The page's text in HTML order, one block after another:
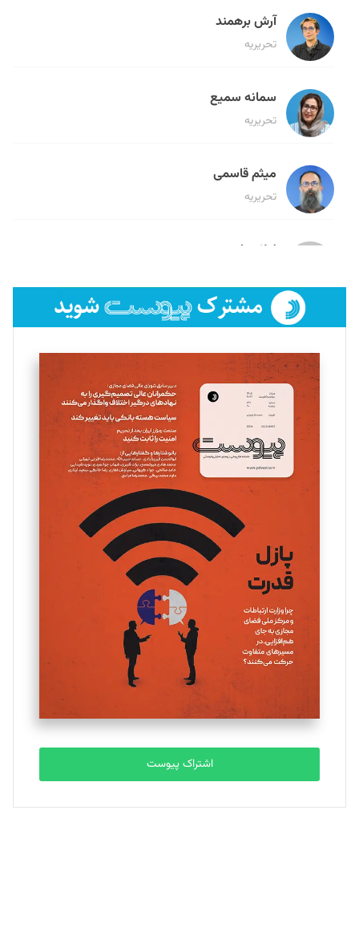
آرش برهمند
تحریریه
سمانه سمیع
تحریریه
میثم قاسمی
تحریریه
لیلا حنارود
فائزه فتحی رستمی
تحریریه
سروش کرمیان
تحریریه
مینا پاکدل
یسنا امان‌پور
تحریریه
ملینا جعفری
تحریریه
مصطفی مسجدی آرانی
تحریریه
بابک نقاش
تحریریه
اشتراک پیوست